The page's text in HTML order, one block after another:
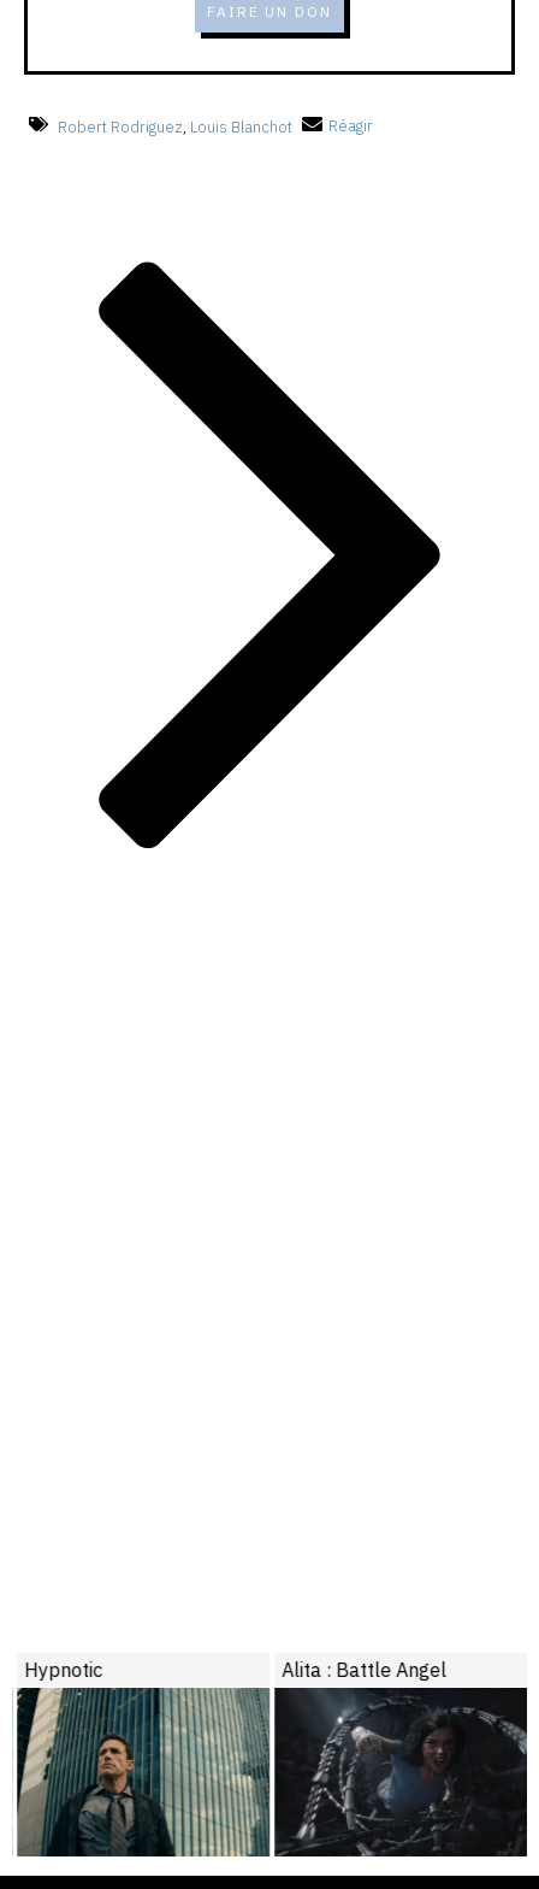
FAIRE UN DON
Robert Rodriguez, Louis Blanchot Réagir
Hypnotic Alita : Battle Angel